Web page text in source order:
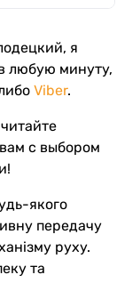
я
любую минуту,
Viber.
с выбором
якого
передачу
руху.
та